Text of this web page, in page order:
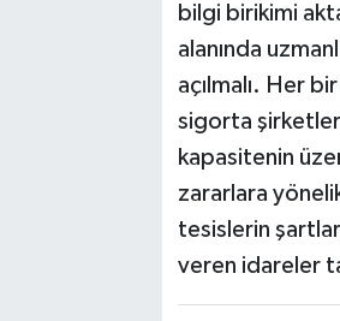
bilgi birikimi
alanında
açılmalı. Her
sigorta
kapasitenin
zararlara
tesislerin
veren idareler